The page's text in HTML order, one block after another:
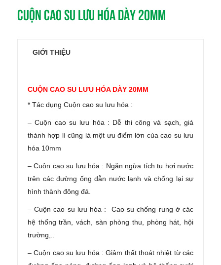
CUỘN CAO SU LƯU HÓA DÀY 20MM
GIỚI THIỆU
CUỘN CAO SU LƯU HÓA DÀY 20MM
* Tác dụng Cuộn cao su lưu hóa :
– Cuộn cao su lưu hóa : Dễ thi công và sạch, giá
thành hợp lí cũng là một ưu điểm lớn của cao su lưu
hóa 10mm
– Cuộn cao su lưu hóa : Ngăn ngừa tích tụ hơi nước
trên các đường ống dẫn nước lạnh và chống lại sự
hình thành đông đá.
– Cuộn cao su lưu hóa : Cao su chống rung ở các
hệ thống trần, vách, sàn phòng thu, phòng hát, hội
trường,..
– Cuộn cao su lưu hóa : Giảm thất thoát nhiệt từ các